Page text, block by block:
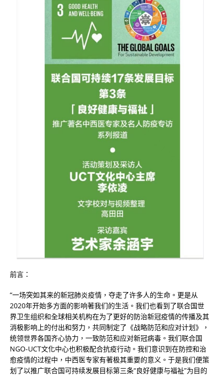
前言：
“一场突如其来的新冠肺炎疫情，夺走了许多人的生命。更是从
2020年开始多方面的影响著我们的生活。我们也看到了联合国世
界卫生组织和全球相关机构在为了更好的防治新冠疫情的传播及其
消极影响上的付出和努力，共同制定了《战略防范和应对计划》，
统领世界各国齐心协力，一致防范和应对新冠病毒。我们联合国
NGO-UCT文化中心也积极配合抗疫行动。我们意识到在防控和治
愈疫情的过程中，中西医专家有著极其重要的意义。于是我们便策
划了以推广联合国可持续发展目标第三条“良好健康与福祉”为目的